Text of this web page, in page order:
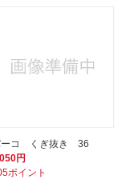
ーコ くぎ抜き 36
円
ポイント